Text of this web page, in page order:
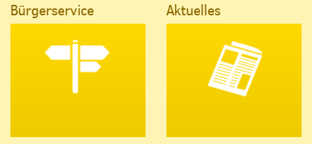
Bürgerservice Aktuelles